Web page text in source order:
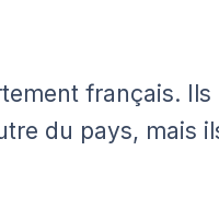
français.
du pays, mais